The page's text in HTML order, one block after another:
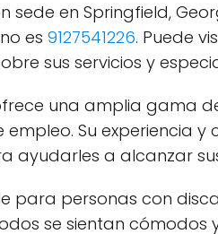
sede en Springfield,
es 9127541226. Puede
sus servicios y
una amplia gama
Su experiencia
ayudarles a alcanzar
para personas con
se sientan cómodos